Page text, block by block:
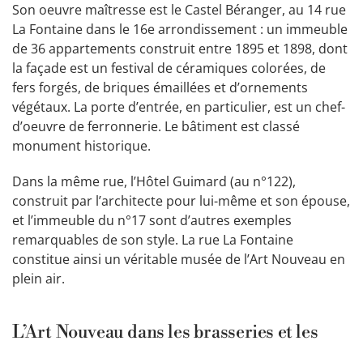
Son oeuvre maîtresse est le Castel Béranger, au 14 rue
La Fontaine dans le 16e arrondissement : un immeuble
de 36 appartements construit entre 1895 et 1898, dont
la façade est un festival de céramiques colorées, de
fers forgés, de briques émaillées et d’ornements
végétaux. La porte d’entrée, en particulier, est un chef-
d’oeuvre de ferronnerie. Le bâtiment est classé
monument historique.
Dans la même rue, l’Hôtel Guimard (au n°122),
construit par l’architecte pour lui-même et son épouse,
et l’immeuble du n°17 sont d’autres exemples
remarquables de son style. La rue La Fontaine
constitue ainsi un véritable musée de l’Art Nouveau en
plein air.
L’Art Nouveau dans les brasseries et les